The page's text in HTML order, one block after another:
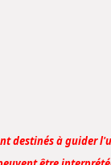
destinés à guider